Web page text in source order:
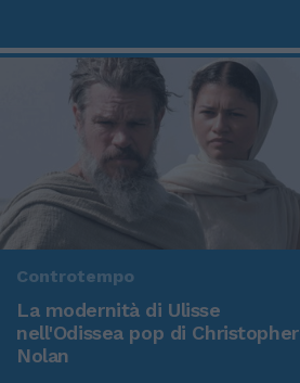
Controtempo
La modernità di Ulisse
nell'Odissea pop di Christopher
Nolan